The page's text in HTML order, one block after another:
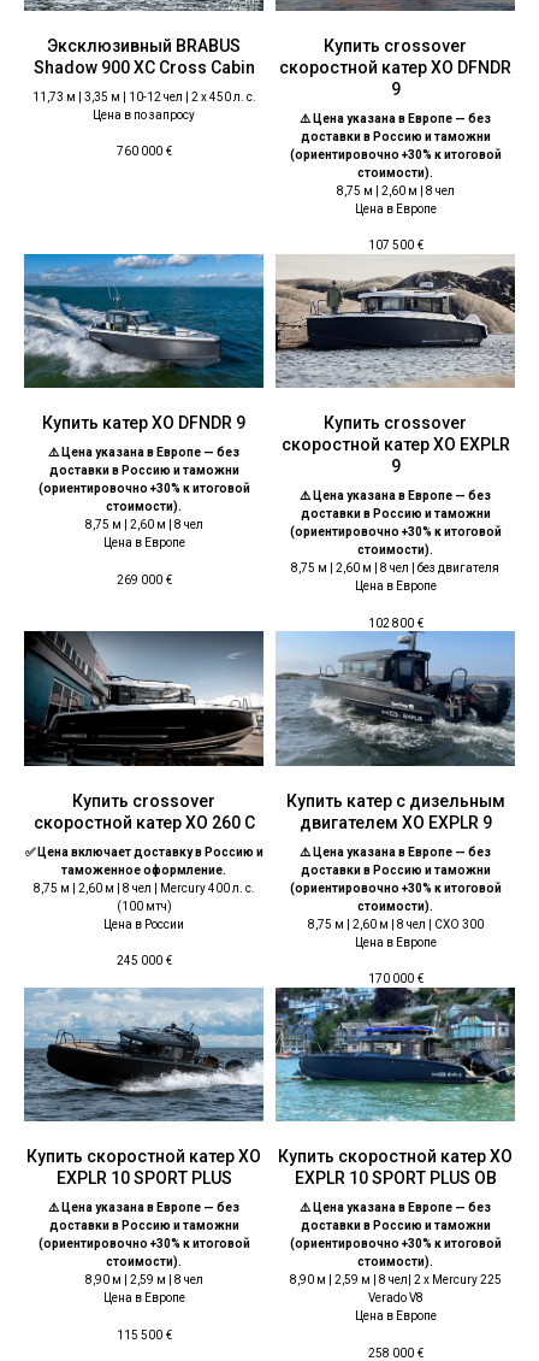
Эксклюзивный BRABUS
Shadow 900 XC Cross Cabin
11,73 м | 3,35 м | 10-12 чел | 2 x 450 л. с.
Цена в по запросу
760 000 €
Купить crossover
скоростной катер ХО DFNDR
9
⚠️ Цена указана в Европе — без
доставки в Россию и таможни
(ориентировочно +30% к итоговой
стоимости).
8,75 м | 2,60 м | 8 чел
Цена в Европе
107 500 €
Купить катер ХО DFNDR 9
⚠️ Цена указана в Европе — без
доставки в Россию и таможни
(ориентировочно +30% к итоговой
стоимости).
8,75 м | 2,60 м | 8 чел
Цена в Европе
269 000 €
Купить crossover
скоростной катер XO EXPLR
9
⚠️ Цена указана в Европе — без
доставки в Россию и таможни
(ориентировочно +30% к итоговой
стоимости).
8,75 м | 2,60 м | 8 чел | без двигателя
Цена в Европе
102 800 €
Купить crossover
скоростной катер XO 260 С
✅ Цена включает доставку в Россию и
таможенное оформление.
8,75 м | 2,60 м | 8 чел | Mercury 400 л. с.
(100 мтч)
Цена в России
245 000 €
Купить катер с дизельным
двигателем XO EXPLR 9
⚠️ Цена указана в Европе — без
доставки в Россию и таможни
(ориентировочно +30% к итоговой
стоимости).
8,75 м | 2,60 м | 8 чел | CXO 300
Цена в Европе
170 000 €
Купить скоростной катер ХО
EXPLR 10 SPORT PLUS
⚠️ Цена указана в Европе — без
доставки в Россию и таможни
(ориентировочно +30% к итоговой
стоимости).
8,90 м | 2,59 м | 8 чел
Цена в Европе
115 500 €
Купить скоростной катер ХО
EXPLR 10 SPORT PLUS OB
⚠️ Цена указана в Европе — без
доставки в Россию и таможни
(ориентировочно +30% к итоговой
стоимости).
8,90 м | 2,59 м | 8 чел| 2 x Mercury 225
Verado V8
Цена в Европе
258 000 €